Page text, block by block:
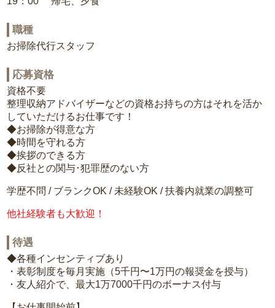
職種
お掃除代行スタッフ
応募資格
資格不要
整理収納アドバイザーなどの資格お持ちの方はそれを活か
していただけるお仕事です！
◆お掃除が得意な方
◆時間を守れる方
◆挨拶のできる方
◆反社との関与･犯罪歴のない方
学歴不問 / ブランクOK / 未経験OK / 扶養内就業の調整可
他社経験者も大歓迎！
待遇
◆各種インセンティブあり
・表彰制度を毎月実施（5千円〜1万円の報奨金を授与）
・友人紹介で、最大1万7000千円のボーナス付与